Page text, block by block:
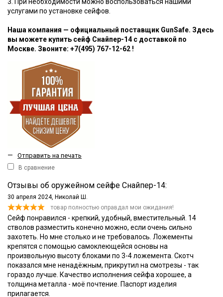
услугами по установке сейфов.
Наша компания — официальный поставщик GunSafe. Здесь
вы можете купить сейф Снайпер-14 с доставкой по
Москве. Звоните: +7(495) 767-12-62 !
— Отправить на печать
В сравнение
Отзывы об оружейном сейфе Снайпер-14:
30 апреля 2024, Николай Ш.
товар полностью оправдал мои ожидания!
Сейф понравился - крепкий, удобный, вместительный. 14
стволов разместить конечно можно, если очень сильно
захотеть. Но мне столько и не требовалось. Ложементы
крепятся с помощью самоклеющейся основы на
произвольную высоту блоками по 3-4 ложемента. Скотч
показался мне ненадёжным, прикрутил на смотрезы - так
гораздо лучше. Качество исполнения сейфа хорошее, а
толщина металла - моё почтение. Паспорт изделия
прилагается.